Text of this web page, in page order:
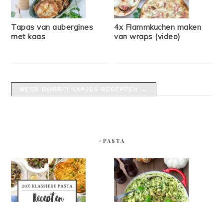
Tapas van aubergines
met kaas
4x Flammkuchen maken
van wraps (video)
#PASTA